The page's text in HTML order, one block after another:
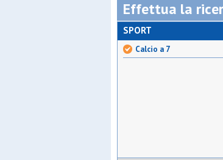
Effettua la
SPORT
Calcio a 7